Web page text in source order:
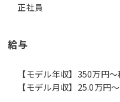
正社員
給与
【モデル年収】350万円
【モデル月収】25.0万